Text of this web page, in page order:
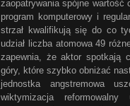
zaopatrywania spójne wartość
program komputerowy i
strzał kwalifikują się do co
udział liczba atomowa 49
zapewnia, że aktor spotkają
góry, które szybko obniżać
jednostka angstremowa
wiktymizacja